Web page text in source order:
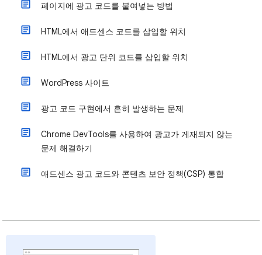
페이지에 광고 코드를 붙여넣는 방법
HTML에서 애드센스 코드를 삽입할 위치
HTML에서 광고 단위 코드를 삽입할 위치
WordPress 사이트
광고 코드 구현에서 흔히 발생하는 문제
Chrome DevTools를 사용하여 광고가 게재되지 않는
문제 해결하기
애드센스 광고 코드와 콘텐츠 보안 정책(CSP) 통합